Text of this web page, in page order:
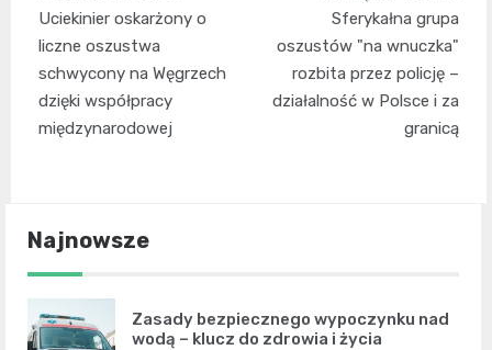
wpisu
Uciekinier oskarżony o
liczne oszustwa
schwycony na Węgrzech
dzięki współpracy
międzynarodowej
Sferykałna grupa
oszustów "na wnuczka"
rozbita przez policję –
działalność w Polsce i za
granicą
Najnowsze
Zasady bezpiecznego wypoczynku nad
wodą – klucz do zdrowia i życia